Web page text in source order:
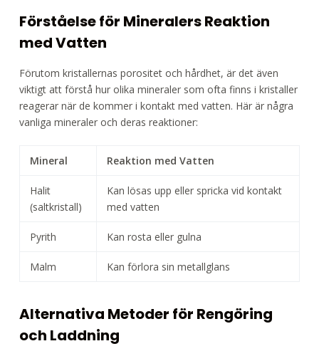
Förståelse för Mineralers Reaktion
med Vatten
Förutom kristallernas porositet och hårdhet, är det även
viktigt att förstå hur olika mineraler som ofta finns i kristaller
reagerar när de kommer i kontakt med vatten. Här är några
vanliga mineraler och deras reaktioner:
Mineral Reaktion med Vatten
Halit
(saltkristall)
Kan lösas upp eller spricka vid kontakt
med vatten
Pyrith Kan rosta eller gulna
Malm Kan förlora sin metallglans
Alternativa Metoder för Rengöring
och Laddning